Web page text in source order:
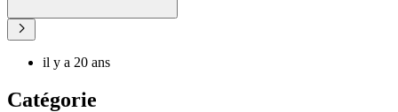
il y a 20 ans
Catégorie